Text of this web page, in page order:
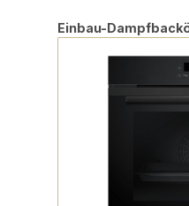
Produktgalerie
Einbau-